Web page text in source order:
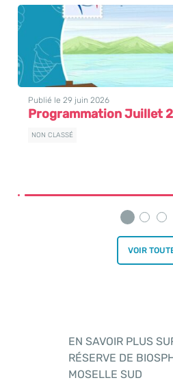
Publié le 29 juin 2026
Programmation Juillet
NON CLASSÉ
VOIR
EN SAVOIR PLUS
RÉSERVE DE
MOSELLE SUD